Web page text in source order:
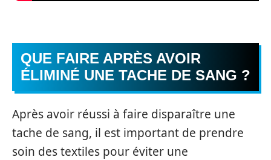
QUE FAIRE APRÈS AVOIR
ÉLIMINÉ UNE TACHE DE SANG ?
Après avoir réussi à faire disparaître une
tache de sang, il est important de prendre
soin des textiles pour éviter une